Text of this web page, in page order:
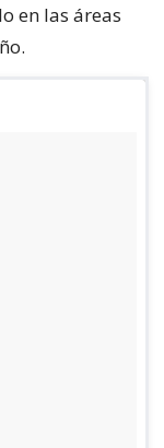
en las áreas